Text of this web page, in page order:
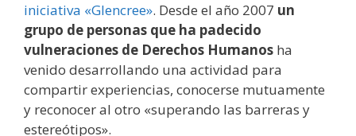
iniciativa «Glencree». Desde el año 2007 un
grupo de personas que ha padecido
vulneraciones de Derechos Humanos ha
venido desarrollando una actividad para
compartir experiencias, conocerse mutuamente
y reconocer al otro «superando las barreras y
estereótipos».